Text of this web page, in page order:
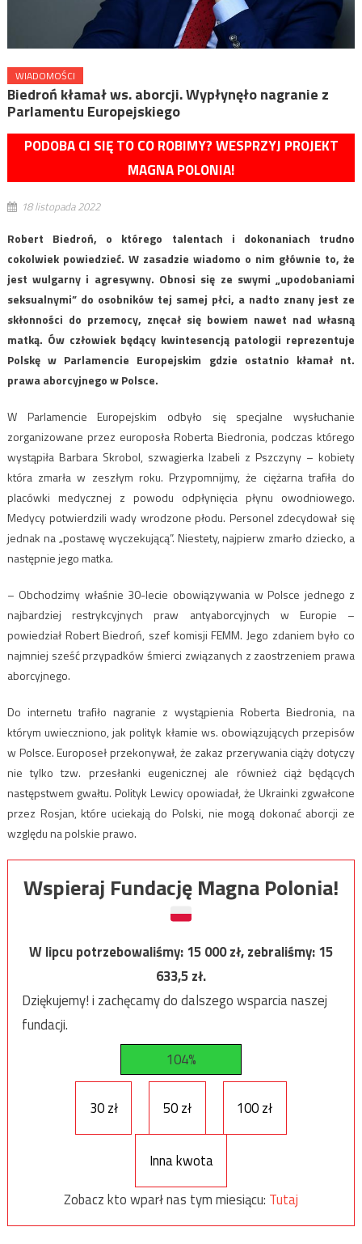
WIADOMOŚCI
Biedroń kłamał ws. aborcji. Wypłynęło nagranie z
Parlamentu Europejskiego
PODOBA CI SIĘ TO CO ROBIMY? WESPRZYJ PROJEKT
MAGNA POLONIA!
18 listopada 2022
Robert Biedroń, o którego talentach i dokonaniach trudno
cokolwiek powiedzieć. W zasadzie wiadomo o nim głównie to, że
jest wulgarny i agresywny. Obnosi się ze swymi „upodobaniami
seksualnymi” do osobników tej samej płci, a nadto znany jest ze
skłonności do przemocy, znęcał się bowiem nawet nad własną
matką. Ów człowiek będący kwintesencją patologii reprezentuje
Polskę w Parlamencie Europejskim gdzie ostatnio kłamał nt.
prawa aborcyjnego w Polsce.
W Parlamencie Europejskim odbyło się specjalne wysłuchanie
zorganizowane przez europosła Roberta Biedronia, podczas którego
wystąpiła Barbara Skrobol, szwagierka Izabeli z Pszczyny – kobiety
która zmarła w zeszłym roku. Przypomnijmy, że ciężarna trafiła do
placówki medycznej z powodu odpłynięcia płynu owodniowego.
Medycy potwierdzili wady wrodzone płodu. Personel zdecydował się
jednak na „postawę wyczekującą”. Niestety, najpierw zmarło dziecko, a
następnie jego matka.
– Obchodzimy właśnie 30-lecie obowiązywania w Polsce jednego z
najbardziej restrykcyjnych praw antyaborcyjnych w Europie –
powiedział Robert Biedroń, szef komisji FEMM. Jego zdaniem było co
najmniej sześć przypadków śmierci związanych z zaostrzeniem prawa
aborcyjnego.
Do internetu trafiło nagranie z wystąpienia Roberta Biedronia, na
którym uwieczniono, jak polityk kłamie ws. obowiązujących przepisów
w Polsce. Europoseł przekonywał, że zakaz przerywania ciąży dotyczy
nie tylko tzw. przesłanki eugenicznej ale również ciąż będących
następstwem gwałtu. Polityk Lewicy opowiadał, że Ukrainki zgwałcone
przez Rosjan, które uciekają do Polski, nie mogą dokonać aborcji ze
względu na polskie prawo.
Wspieraj Fundację Magna Polonia!
W lipcu potrzebowaliśmy:15 000zł, zebraliśmy:15
633,5zł.
Dziękujemy! i zachęcamy do dalszego wsparcia naszej
fundacji.
104%
30 zł 50 zł 100 zł
Inna kwota
Zobacz kto wparł nas tym miesiącu: Tutaj